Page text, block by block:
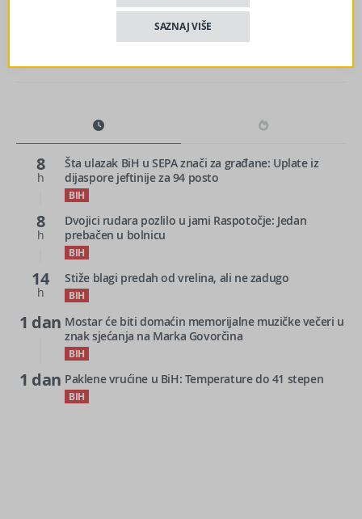
8
h
Šta ulazak BiH u SEPA znači za građane: Uplate iz
dijaspore jeftinije za 94 posto
BIH
8
h
Dvojici rudara pozlilo u jami Raspotočje: Jedan
prebačen u bolnicu
BIH
14
h
Stiže blagi predah od vrelina, ali ne zadugo
BIH
1 dan Mostar će biti domaćin memorijalne muzičke večeri u
znak sjećanja na Marka Govorčina
BIH
1 dan Paklene vrućine u BiH: Temperature do 41 stepen
BIH
SAZNAJ VIŠE